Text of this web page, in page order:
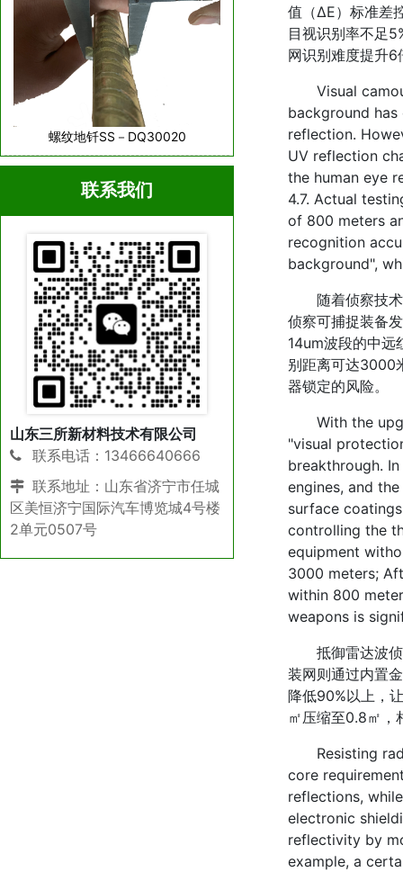
值（ΔE）标准差
目视识别率不足
网识别难度提升6
Visual
background
reflection.
UV reflection
the human eye
4.7. Actual
of 800 meters
recognition
background",
随着侦察技术
侦察可捕捉装备
14um波段的中远
别距离可达3000
器锁定的风险。
With the
"visual
breakthrough.
engines, and
surface
controlling the
equipment
3000 meters;
within 800
weapons is
抵御雷达波侦
装网则通过内置
降低90%以上，
㎡压缩至0.8㎡，
Resisting
core
reflections,
electronic
reflectivity by
example, a
螺纹地钎SS－DQ30020
联系我们
山东三所新材料技术有限公司
联系电话：13466640666
联系地址：山东省济宁市任城
区美恒济宁国际汽车博览城4号楼
2单元0507号